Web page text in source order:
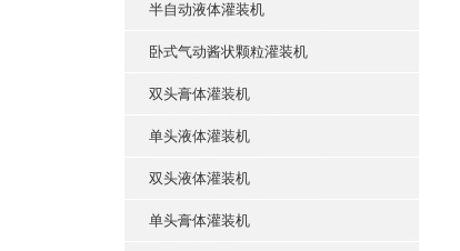
半自动液体灌装机
卧式气动酱状颗粒灌装机
双头膏体灌装机
单头液体灌装机
双头液体灌装机
单头膏体灌装机